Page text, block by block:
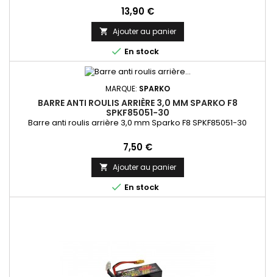
Prix
13,90 €
 Ajouter au panier
 En stock
MARQUE: SPARKO
BARRE ANTI ROULIS ARRIÈRE 3,0 MM SPARKO F8
SPKF85051-30
Barre anti roulis arrière 3,0 mm Sparko F8 SPKF85051-30
Prix
7,50 €
 Ajouter au panier
 En stock